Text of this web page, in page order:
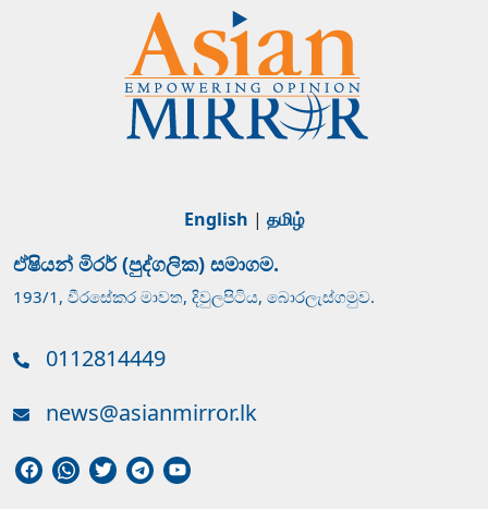
English | தமிழ்
ඒෂියන් මිරර් (පුද්ගලික) සමාගම.
193/1, වීරසේකර මාවත, දිවුලපිටිය, බොරලැස්ගමුව.
0112814449
news@asianmirror.lk